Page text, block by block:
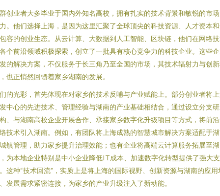
创业者大多毕业于国内外知名高校，拥有扎实的技术背景和敏锐的市
。他们选择上海，是因为这里汇聚了全球顶尖的科技资源、人才资本
容的创业生态。从云计算、大数据到人工智能、区块链，他们在网络
个前沿领域积极探索，创立了一批具有核心竞争力的科技企业。这些
的解决方案，不仅服务于长三角乃至全国的市场，其技术辐射力与创
也正悄然回馈着家乡湖南的发展。
的光彩，首先体现在对家乡的技术反哺与产业赋能上。部分创业者将
中心的先进技术、管理经验与湖南的产业基础相结合，通过设立分支
、与湖南高校企业开展合作、承接家乡数字化升级项目等方式，将前
技术引入湖南。例如，有团队将上海成熟的智慧城市解决方案适配于
镇管理，助力家乡提升治理效能；也有企业将高端云计算服务拓展至湖
为本地企业特别是中小企业降低IT成本、加速数字化转型提供了强大支
这种“技术回流”，实质上是将上海的国际视野、创新资源与湖南的应用
发展需求紧密连接，为家乡的产业升级注入了新动能。